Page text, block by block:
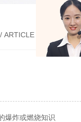
/ ARTICLE
爆炸或燃烧知识